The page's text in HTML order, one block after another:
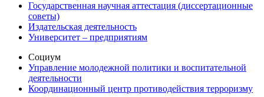
Государственная научная аттестация (диссертационные
советы)
Издательская деятельность
Университет – предприятиям
Социум
Управление молодежной политики и воспитательной
деятельности
Координационный центр противодействия терроризму